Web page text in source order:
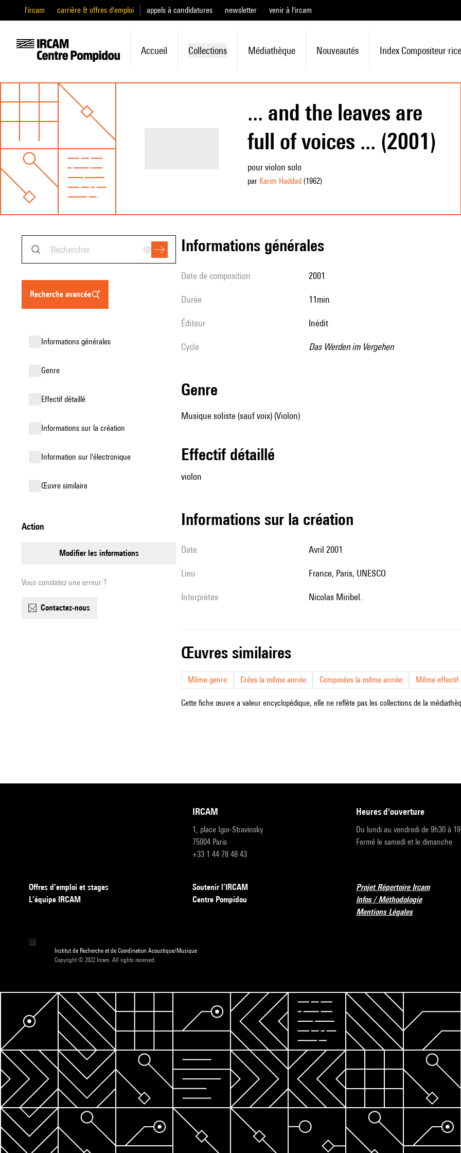
l'ircam carrière & offres d'emploi appels à candidatures newsletter venir à l'ircam
Accueil Collections Médiathèque Nouveautés Index Compositeur·rice
... and the leaves are
full of voices ... (2001)
pour violon solo
par Karim Haddad(1962)
recherche avancée
informations générales
genre
effectif détaillé
informations sur la création
Information sur l'électronique
œuvre similaire
action
modifier les informations
Vous constatez une erreur ?
contactez-nous
informations générales
date de composition 2001
durée 11min
éditeur Inédit
Cycle Das Werden im Vergehen
genre
Musique soliste (sauf voix) (Violon)
effectif détaillé
violon
informations sur la création
date Avril 2001
lieu France, Paris, UNESCO
interprètes Nicolas Miribel.
œuvres similaires
Même genre Crées la même année Composées la même année Même effectif
Cette fiche œuvre a valeur encyclopédique, elle ne reflète pas les collections de la
IRCAM
1, place Igor-Stravinsky
75004 Paris
+33 1 44 78 48 43
heures d'ouverture
Du lundi au vendredi de 9h30 à
Fermé le samedi et le dimanche
Offres d’emploi et stages
L’équipe IRCAM
Soutenir l’IRCAM
Centre Pompidou
Projet Répertoire Ircam
Infos / Méthodologie
Mentions Légales
Institut de Recherche et de Coordination Acoustique/Musique
Copyright © 2022 Ircam. All rights reserved.